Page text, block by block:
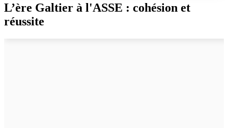
L’ère Galtier à l'ASSE : cohésion et
réussite